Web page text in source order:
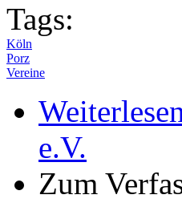
Tags:
Köln
Porz
Vereine
e.V.
Zum